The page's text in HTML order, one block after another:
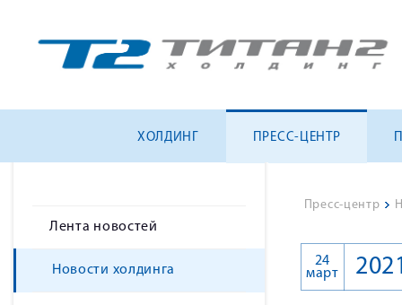
ХОЛДИНГ ПРЕСС-ЦЕНТР
Лента новостей
Новости холдинга
Пресс-центр >
24
март